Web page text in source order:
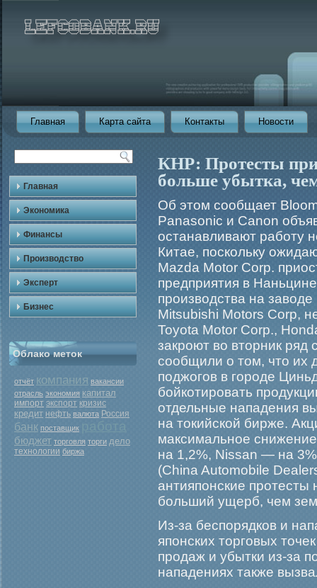
Главная Карта сайта Контакты Новости
Главная
Экономика
Финансы
Производство
Эксперт
Бизнес
Облако меток
отчёт компания вакансии
отрасль экономия капитал
импорт экспорт кризис
кредит нефть валюта Россия
банк поставщик
бюджет торговля торги дело
технологии биржа
КНР: Протесты
больше убытка,
Об этом сообщает
Panasonic и Canon
останавливают работу
Китае, поскольку
Mazda Motor Corp.
предприятия в
производства на
Mitsubishi Motors Corp,
Toyota Motor Corp.,
закроют во вторник ряд
сообщили о том, что их
поджогов в городе
бойкотировать
отдельные нападения
на токийской бирже.
максимальное
на 1,2%, Nissan — на
(China Automobile
антияпонские
больший ущерб, чем
Из-за беспорядков и
японских торговых
продаж и убытки из-за
нападениях также